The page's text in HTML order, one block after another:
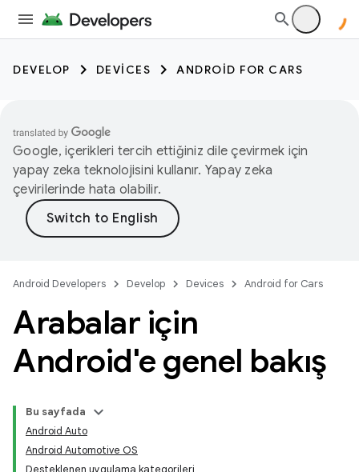
DEVELOP DEVICES ANDROID FOR CARS
Google, içerikleri tercih ettiğiniz dile çevirmek için
yapay zeka teknolojisini kullanır. Yapay zeka
çevirilerinde hata olabilir.
Android Developers Develop Devices Android for Cars
Arabalar için
Android'e genel bakış
Bu sayfada
Android Auto
Android Automotive OS
Desteklenen uygulama kategorileri